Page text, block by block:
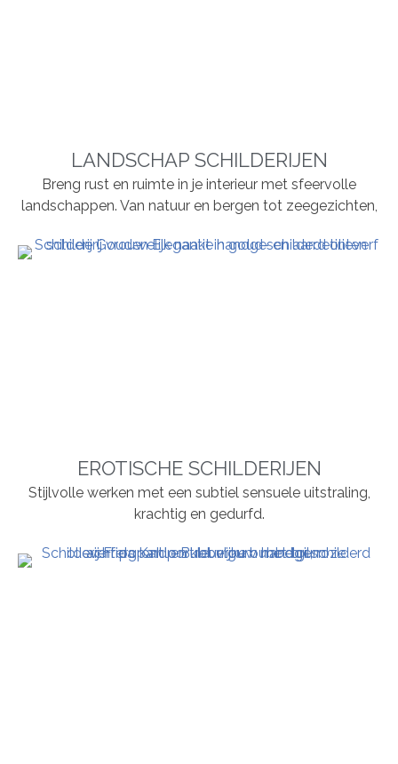
LANDSCHAP SCHILDERIJEN
Breng rust en ruimte in je interieur met sfeervolle
landschappen. Van natuur en bergen tot zeegezichten,
EROTISCHE SCHILDERIJEN
Stijlvolle werken met een subtiel sensuele uitstraling,
krachtig en gedurfd.